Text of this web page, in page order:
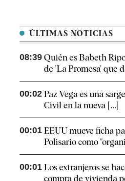
ÚLTIMAS NOTICIAS
08:39 Quién es Babeth
de 'La Promesa' que
00:02 Paz Vega es una
Civil en la nueva [...]
00:01 EEUU mueve ficha
Polisario como
00:01 Los extranjeros se
compra de vivienda